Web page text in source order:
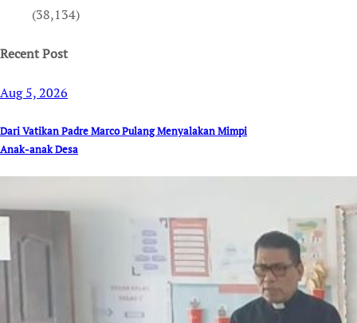
(38,134)
Recent Post
Aug 5, 2026
Dari Vatikan Padre Marco Pulang Menyalakan Mimpi
Anak-anak Desa